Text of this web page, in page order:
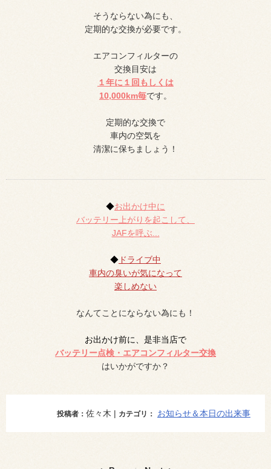
そうならない為にも、
定期的な交換が必要です。
エアコンフィルターの
交換目安は
１年に１回 もしくは
10,000km毎です。
定期的な交換で
車内の空気を
清潔に保ちましょう！
◆お出かけ中に
バッテリー上がりを起こして、
JAFを呼ぶ...
◆ ドライブ中
車内の臭いが気になって
楽しめない
なんてことにならない為にも！
お出かけ前に、是非当店で
バッテリー点検・エアコンフィルター交換
はいかがですか？
投稿者： 佐々木 | カテゴリ： お知らせ＆本日の出来事